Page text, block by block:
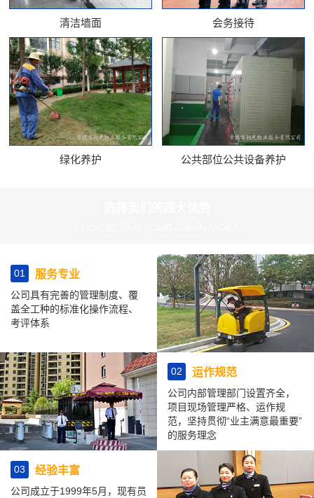
清洁墙面 会务接待
绿化养护 公共部位公共设备养护
01 服务专业
公司具有完善的管理制度、覆
盖全工种的标准化操作流程、
考评体系
02 运作规范
公司内部管理部门设置齐全，
项目现场管理严格、运作规
范，坚持贯彻“业主满意最重要”
的服务理念
03 经验丰富
公司成立于1999年5月，现有员